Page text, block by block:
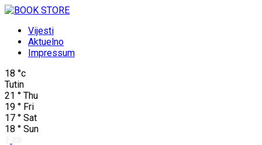
Vijesti
Aktuelno
Impressum
18 °c
Tutin
21 ° Thu
19 ° Fri
17 ° Sat
18 ° Sun